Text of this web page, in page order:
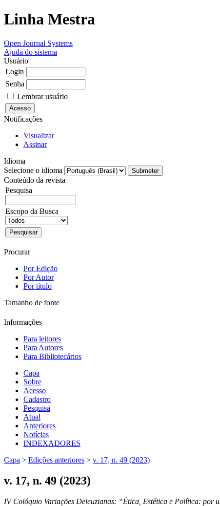
Linha Mestra
Open Journal Systems
Ajuda do sistema
Usuário
Login
Senha
Lembrar usuário
Notificações
Visualizar
Assinar
Idioma
Selecione o idioma
Conteúdo da revista
Pesquisa
Escopo da Busca
Procurar
Por Edição
Por Autor
Por título
Tamanho de fonte
Informações
Para leitores
Para Autores
Para Bibliotecários
Capa
Sobre
Acesso
Cadastro
Pesquisa
Atual
Anteriores
Notícias
INDEXADORES
Capa > Edições anteriores > v. 17, n. 49 (2023)
v. 17, n. 49 (2023)
IV Colóquio Variações Deleuzianas: “Ética, Estética e Política: por